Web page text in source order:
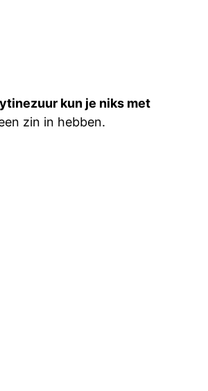
kun je niks met
zin in hebben.